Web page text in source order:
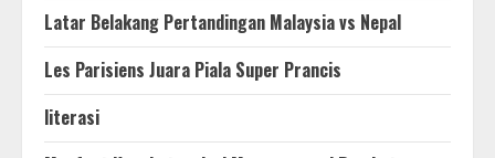
Latar Belakang Pertandingan Malaysia vs Nepal
Les Parisiens Juara Piala Super Prancis
literasi